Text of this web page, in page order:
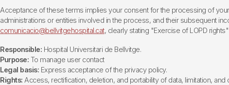
Acceptance of these terms implies your consent for the processing of
administrations or entities involved in the process, and their subsequent
comunicacio@bellvitgehospital.cat, clearly stating "Exercise of LOPD
Responsible: Hospital Universitari de Bellvitge.
Purpose: To manage user contact
Legal basis: Express acceptance of the privacy policy.
Rights: Access, rectification, deletion, and portability of data, limitation,